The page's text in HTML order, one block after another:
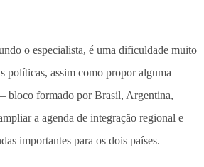
o especialista, é uma dificuldade muito
políticas, assim como propor alguma
bloco formado por Brasil, Argentina,
a agenda de integração regional e
importantes para os dois países.